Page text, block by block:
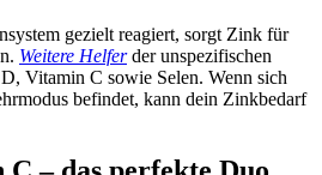
gezielt reagiert, sorgt Zink für
Weitere Helferder unspezifischen
Vitamin C sowie Selen. Wenn sich
befindet, kann dein Zinkbedarf